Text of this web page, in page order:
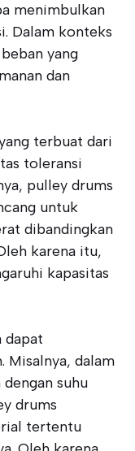
menimbulkan
Dalam konteks
yang
dan
terbuat dari
toleransi
pulley drums
untuk
dibandingkan
karena itu,
kapasitas
dapat
Misalnya, dalam
suhu
drums
tertentu